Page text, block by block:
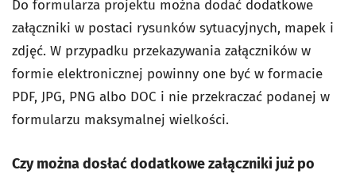
Do formularza projektu można dodać dodatkowe
załączniki w postaci rysunków sytuacyjnych, mapek i
zdjęć. W przypadku przekazywania załączników w
formie elektronicznej powinny one być w formacie
PDF, JPG, PNG albo DOC i nie przekraczać podanej w
formularzu maksymalnej wielkości.
Czy można dosłać dodatkowe załączniki już po